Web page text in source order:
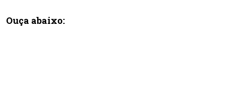
Ouça abaixo: